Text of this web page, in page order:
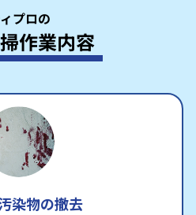
プロの
作業内容
染物の撤去